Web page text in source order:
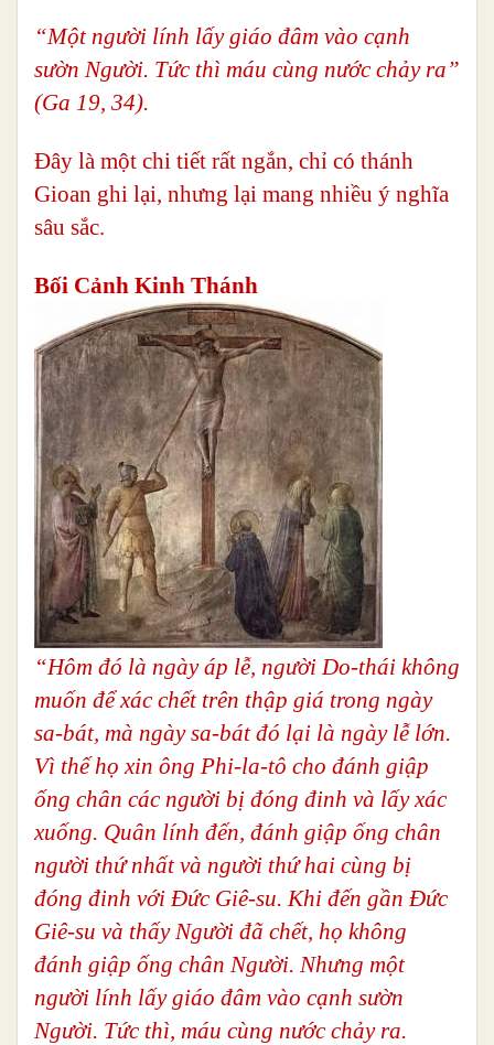
“Một người lính lấy giáo đâm vào cạnh
sườn Người. Tức thì máu cùng nước chảy ra”
(Ga 19, 34).
Đây là một chi tiết rất ngắn, chỉ có thánh
Gioan ghi lại, nhưng lại mang nhiều ý nghĩa
sâu sắc.
Bối Cảnh Kinh Thánh
“Hôm đó là ngày áp lễ, người Do-thái không
muốn để xác chết trên thập giá trong ngày
sa-bát, mà ngày sa-bát đó lại là ngày lễ lớn.
Vì thế họ xin ông Phi-la-tô cho đánh giập
ống chân các người bị đóng đinh và lấy xác
xuống. Quân lính đến, đánh giập ống chân
người thứ nhất và người thứ hai cùng bị
đóng đinh với Đức Giê-su. Khi đến gần Đức
Giê-su và thấy Người đã chết, họ không
đánh giập ống chân Người. Nhưng một
người lính lấy giáo đâm vào cạnh sườn
Người. Tức thì, máu cùng nước chảy ra.